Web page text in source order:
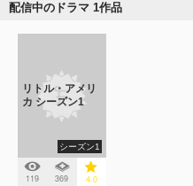
配信中のドラマ 1作品
リトル・アメリ
カ シーズン1
シーズン1
119 369 4.0